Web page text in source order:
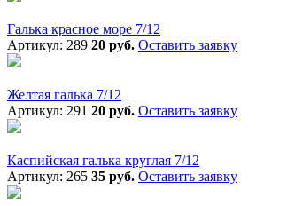
Галька красное море 7/12
Артикул: 289 20 руб. Оставить заявку
Желтая галька 7/12
Артикул: 291 20 руб. Оставить заявку
Каспийская галька круглая 7/12
Артикул: 265 35 руб. Оставить заявку